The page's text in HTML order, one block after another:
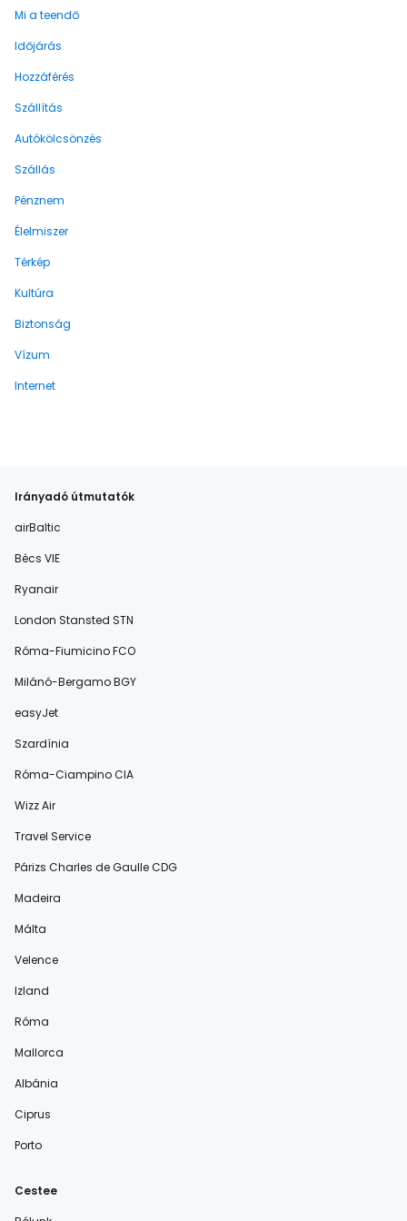
Mi a teendő
Időjárás
Hozzáférés
Szállítás
Autókölcsönzés
Szállás
Pénznem
Élelmiszer
Térkép
Kultúra
Biztonság
Vízum
Internet
Irányadó útmutatók
airBaltic
Bécs VIE
Ryanair
London Stansted STN
Róma-Fiumicino FCO
Milánó-Bergamo BGY
easyJet
Szardínia
Róma-Ciampino CIA
Wizz Air
Travel Service
Párizs Charles de Gaulle CDG
Madeira
Málta
Velence
Izland
Róma
Mallorca
Albánia
Ciprus
Porto
Cestee